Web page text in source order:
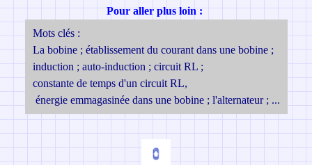
Pour aller plus loin :
Mots clés :
La bobine ; établissement du courant dans une bobine ;
induction ; auto-induction ; circuit RL ;
constante de temps d'un circuit RL,
énergie emmagasinée dans une bobine ; l'alternateur ; ...